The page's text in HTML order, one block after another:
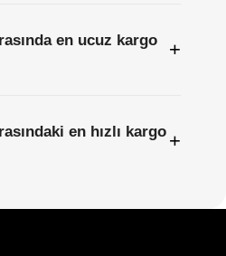
en ucuz kargo
+
en hızlı kargo +